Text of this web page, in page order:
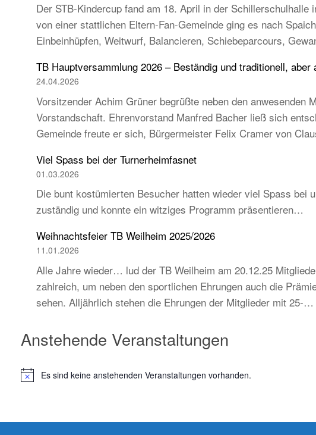
Der STB-Kindercup fand am 18. April in der
von einer stattlichen Eltern-Fan-Gemeinde ging es nach
Einbeinhüpfen, Weitwurf, Balancieren, Schiebeparcours,
TB Hauptversammlung 2026 – Beständig und traditionell,
24.04.2026
Vorsitzender Achim Grüner begrüßte neben den anwesenden
Vorstandschaft. Ehrenvorstand Manfred Bacher ließ sich
Gemeinde freute er sich, Bürgermeister Felix Cramer von
Viel Spass bei der Turnerheimfasnet
01.03.2026
Die bunt kostümierten Besucher hatten wieder viel Spass bei
zuständig und konnte ein witziges Programm präsentieren…
Weihnachtsfeier TB Weilheim 2025/2026
11.01.2026
Alle Jahre wieder… lud der TB Weilheim am 20.12.25
zahlreich, um neben den sportlichen Ehrungen auch die
sehen. Alljährlich stehen die Ehrungen der Mitglieder mit 25-…
Anstehende Veranstaltungen
H
w
Es sind keine anstehenden Veranstaltungen vorhanden.